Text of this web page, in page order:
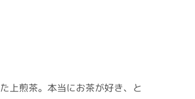
上煎茶。本当にお茶が好き、と